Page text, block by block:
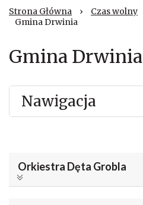
Strona Główna › Czas wolny
Gmina Drwinia
Gmina Drwinia
Nawigacja
Orkiestra Dęta Grobla